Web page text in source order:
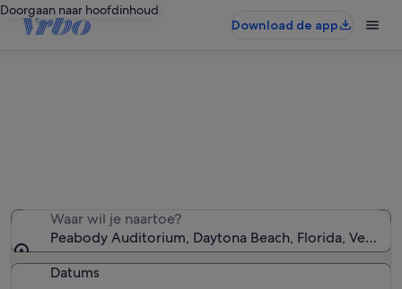
Doorgaan naar hoofdinhoud
Download de app
Waar wil je naartoe?
Peabody Auditorium, Daytona Beach, Florida,
Datums